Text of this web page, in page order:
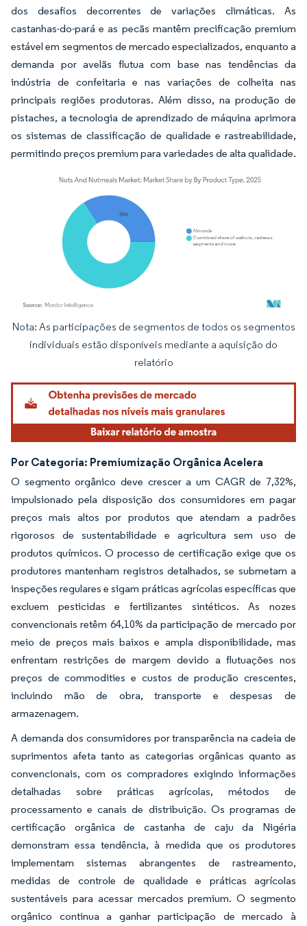
dos desafios decorrentes de variações climáticas. As
castanhas-do-pará e as pecãs mantêm precificação premium
estável em segmentos de mercado especializados, enquanto a
demanda por avelãs flutua com base nas tendências da
indústria de confeitaria e nas variações de colheita nas
principais regiões produtoras. Além disso, na produção de
pistaches, a tecnologia de aprendizado de máquina aprimora
os sistemas de classificação de qualidade e rastreabilidade,
permitindo preços premium para variedades de alta qualidade.
Imagem © Mordor Intelligence. O reuso requer atribuição conforme CC BY 4.0.
Nota: As participações de segmentos de todos os segmentos
individuais estão disponíveis mediante a aquisição do
relatório
Por Categoria: Premiumização Orgânica Acelera
O segmento orgânico deve crescer a um CAGR de 7,32%,
impulsionado pela disposição dos consumidores em pagar
preços mais altos por produtos que atendam a padrões
rigorosos de sustentabilidade e agricultura sem uso de
produtos químicos. O processo de certificação exige que os
produtores mantenham registros detalhados, se submetam a
inspeções regulares e sigam práticas agrícolas específicas que
excluem pesticidas e fertilizantes sintéticos. As nozes
convencionais retêm 64,10% da participação de mercado por
meio de preços mais baixos e ampla disponibilidade, mas
enfrentam restrições de margem devido a flutuações nos
preços de commodities e custos de produção crescentes,
incluindo mão de obra, transporte e despesas de
armazenagem.
A demanda dos consumidores por transparência na cadeia de
suprimentos afeta tanto as categorias orgânicas quanto as
convencionais, com os compradores exigindo informações
detalhadas sobre práticas agrícolas, métodos de
processamento e canais de distribuição. Os programas de
certificação orgânica de castanha de caju da Nigéria
demonstram essa tendência, à medida que os produtores
implementam sistemas abrangentes de rastreamento,
medidas de controle de qualidade e práticas agrícolas
sustentáveis para acessar mercados premium. O segmento
orgânico continua a ganhar participação de mercado à